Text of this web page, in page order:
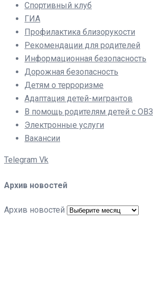
Спортивный клуб
ГИА
Профилактика близорукости
Рекомендации для родителей
Информационная безопасность
Дорожная безопасность
Детям о терроризме
Адаптация детей-мигрантов
В помощь родителям детей с ОВЗ
Электронные услуги
Вакансии
Telegram Vk
Архив новостей
Архив новостей